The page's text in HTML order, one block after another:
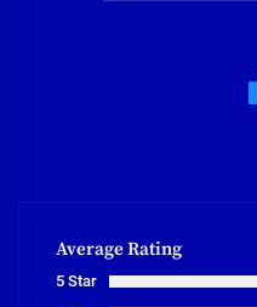
Average Rating
5 Star